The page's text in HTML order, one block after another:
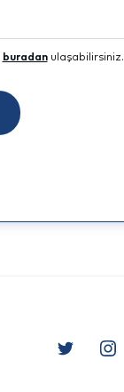
buradanulaşabilirsiniz.